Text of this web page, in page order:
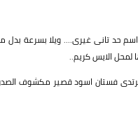
حد تانى غيرى.... ويلا بسرعة بدل
الايس كريم..
فستان اسود قصير مكشوف